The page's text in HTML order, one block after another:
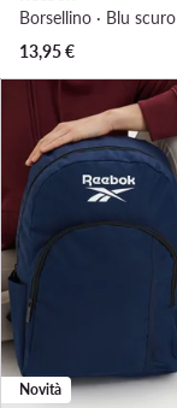
Borsellino · Blu scuro
13,95€
Novità